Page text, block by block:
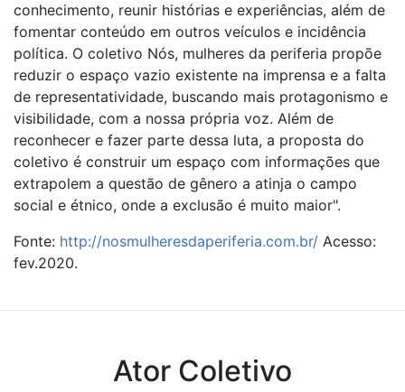
conhecimento, reunir histórias e experiências, além de
fomentar conteúdo em outros veículos e incidência
política. O coletivo Nós, mulheres da periferia propõe
reduzir o espaço vazio existente na imprensa e a falta
de representatividade, buscando mais protagonismo e
visibilidade, com a nossa própria voz. Além de
reconhecer e fazer parte dessa luta, a proposta do
coletivo é construir um espaço com informações que
extrapolem a questão de gênero a atinja o campo
social e étnico, onde a exclusão é muito maior".
Fonte: http://nosmulheresdaperiferia.com.br/ Acesso:
fev.2020.
Ator Coletivo